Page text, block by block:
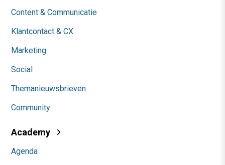
Content & Communicatie
Klantcontact & CX
Marketing
Social
Themanieuwsbrieven
Community
Academy
Agenda